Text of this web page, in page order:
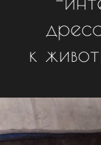
к